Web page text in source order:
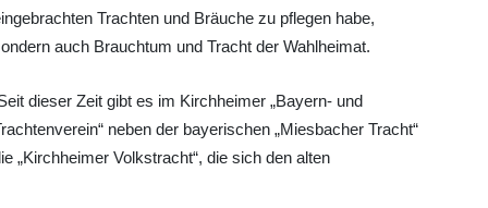
Trachten und Bräuche zu pflegen habe,
auch Brauchtum und Tracht der Wahlheimat.
dieser Zeit gibt es im Kirchheimer „Bayern- und
neben der bayerischen „Miesbacher Tracht“
„Kirchheimer Volkstracht“, die sich den alten